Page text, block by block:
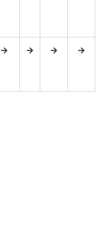
→ → → →